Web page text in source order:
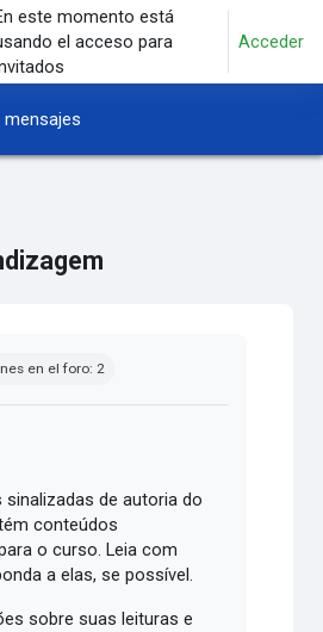
de entrada
este momento está
el acceso para
Acceder
mensajes
en el foro: 2
sinalizadas de autoria do
conteúdos
o curso. Leia com
a elas, se possível.
sobre suas leituras e